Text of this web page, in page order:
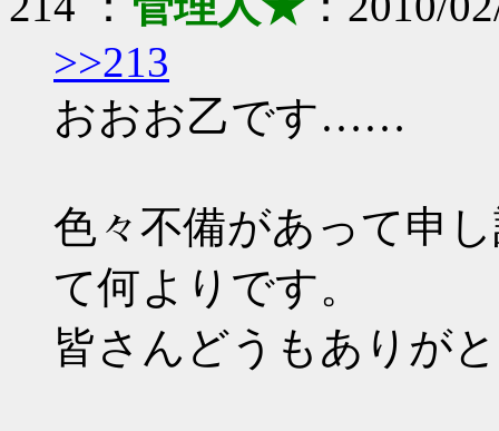
>>213
おおお乙です……
色々不備があって申
て何よりです。
皆さんどうもありが